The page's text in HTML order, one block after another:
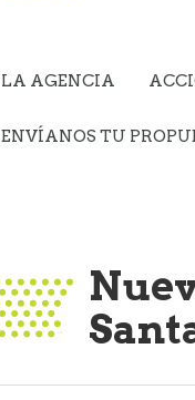
LA AGENCIA
ENVÍANOS TU